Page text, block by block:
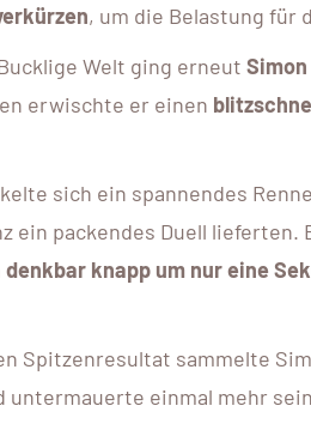
, um die Belastung für
Welt ging erneut Simon
erwischte er einen
sich ein spannendes
ein packendes Duell
denkbar knapp um nur eine
Spitzenresultat sammelte
untermauerte einmal mehr